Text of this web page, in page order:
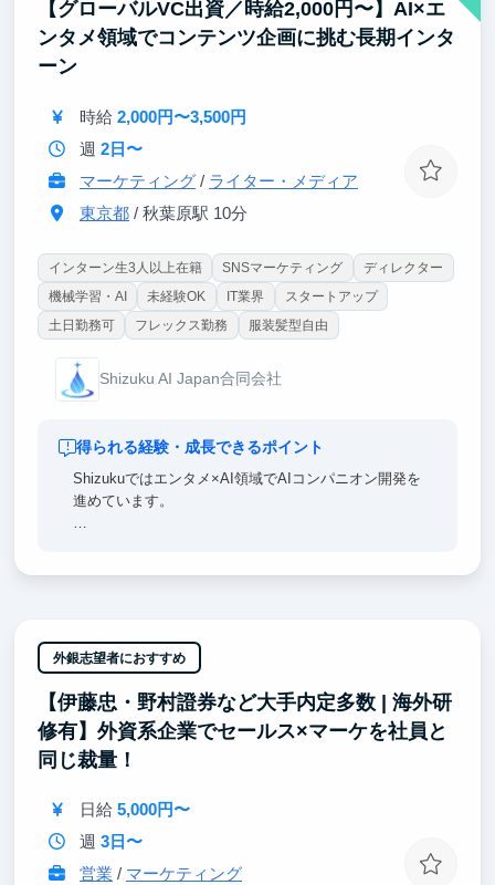
【グローバルVC出資／時給2,000円〜】AI×エ
ンタメ領域でコンテンツ企画に挑む長期インタ
ーン
時給 2,000円〜3,500円
週 2日〜
マーケティング/ ライター・メディア
東京都/ 秋葉原駅 10分
インターン生3人以上在籍 SNSマーケティング
ディレクター
機械学習・AI
未経験OK IT業界
スタートアップ
土日勤務可
フレックス勤務 服装髪型自由
Shizuku AI Japan合同会社
得られる経験・成長できるポイント
Shizukuではエンタメ×AI領域でAIコンパニオン開発を
進めています。
とに挑戦できます。ここで身につけた人脈や経験は今
後のビジネスパーソンとしての経験に活きるはずで
す。
外銀志望者におすすめ
【伊藤忠・野村證券など大手内定多数 | 海外研
修有】外資系企業でセールス×マーケを社員と
同じ裁量！
日給 5,000円〜
週 3日〜
営業 / マーケティング